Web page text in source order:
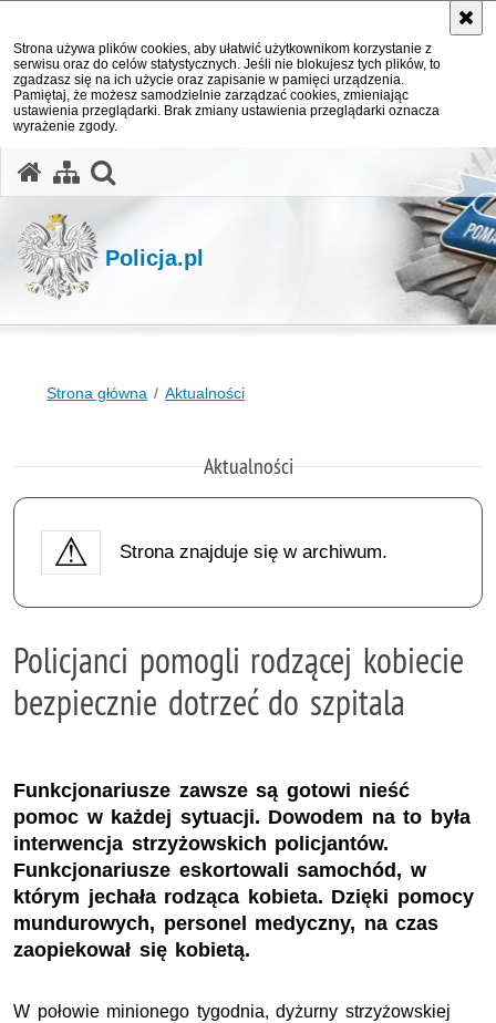
Strona używa plików cookies, aby ułatwić użytkownikom korzystanie z
serwisu oraz do celów statystycznych. Jeśli nie blokujesz tych plików, to
zgadzasz się na ich użycie oraz zapisanie w pamięci urządzenia.
Pamiętaj, że możesz samodzielnie zarządzać cookies, zmieniając
ustawienia przeglądarki. Brak zmiany ustawienia przeglądarki oznacza
wyrażenie zgody.
Policja.pl
Strona główna Aktualności
Aktualności
Strona znajduje się w archiwum.
Policjanci pomogli rodzącej kobiecie
bezpiecznie dotrzeć do szpitala
Funkcjonariusze zawsze są gotowi nieść
pomoc w każdej sytuacji. Dowodem na to była
interwencja strzyżowskich policjantów.
Funkcjonariusze eskortowali samochód, w
którym jechała rodząca kobieta. Dzięki pomocy
mundurowych, personel medyczny, na czas
zaopiekował się kobietą.
W połowie minionego tygodnia, dyżurny strzyżowskiej